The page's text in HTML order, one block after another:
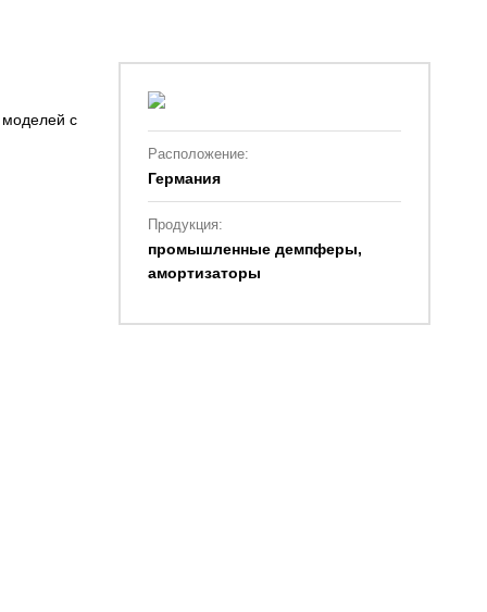
с
Расположение:
Германия
Продукция:
промышленные демпферы,
амортизаторы